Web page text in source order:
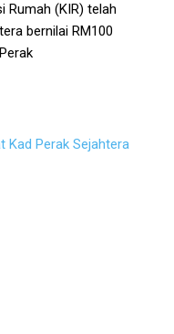
Rumah (KIR) telah
bernilai RM100
Kad Perak Sejahtera